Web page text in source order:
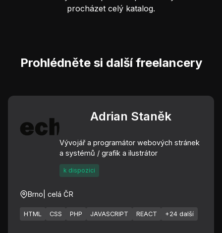
procházet celý katalog.
Prohlédněte si další freelancery
Adrian Staněk
Vývojář a programátor webových stránek
a systémů / grafik a ilustrátor
k dispozici
Brno | celá ČR
HTML CSS PHP JAVASCRIPT REACT +24 další